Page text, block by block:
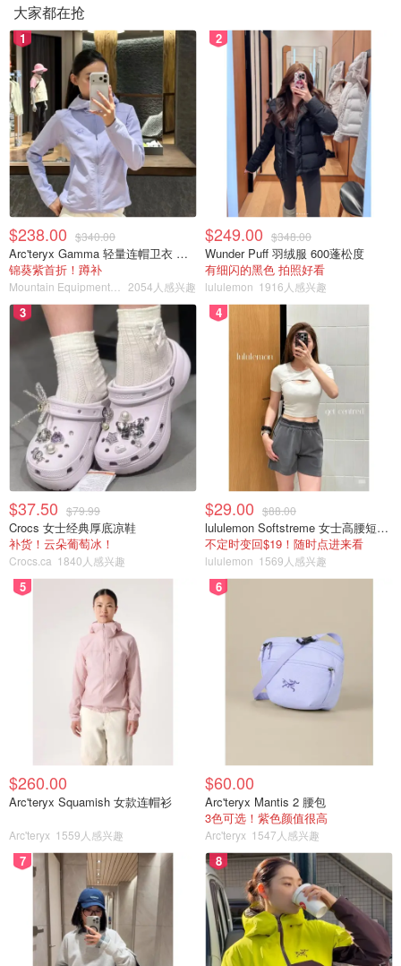
大家都在抢
1
$238.00 $340.00
Arc'teryx Gamma 轻量连帽卫衣 女款
锦葵紫首折！蹲补
2054人感兴趣
2
$249.00 $348.00
Wunder Puff 羽绒服 600蓬松度
有细闪的黑色 拍照好看
lululemon 1916人感兴趣
3
$37.50 $79.99
Crocs 女士经典厚底凉鞋
补货！云朵葡萄冰！
Crocs.ca 1840人感兴趣
4
$29.00 $88.00
lululemon Softstreme 女士高腰短裤 10cm
不定时变回$19！随时点进来看
lululemon 1569人感兴趣
5
$260.00
Arc'teryx Squamish 女款连帽衫
Arc'teryx 1559人感兴趣
6
$60.00
Arc'teryx Mantis 2 腰包
3色可选！紫色颜值很高
Arc'teryx 1547人感兴趣
7 8